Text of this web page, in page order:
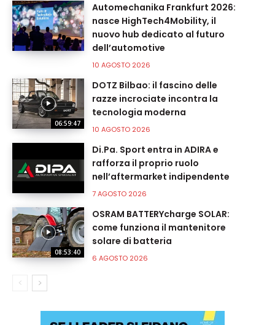
Automechanika Frankfurt 2026:
nasce HighTech4Mobility, il
nuovo hub dedicato al futuro
dell’automotive
10 AGOSTO 2026
06:59:47
DOTZ Bilbao: il fascino delle
razze incrociate incontra la
tecnologia moderna
10 AGOSTO 2026
Di.Pa. Sport entra in ADIRA e
rafforza il proprio ruolo
nell’aftermarket indipendente
7 AGOSTO 2026
08:53:40
OSRAM BATTERYcharge SOLAR:
come funziona il mantenitore
solare di batteria
6 AGOSTO 2026